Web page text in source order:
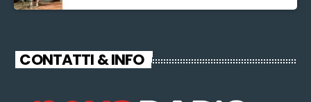
CONTATTI & INFO